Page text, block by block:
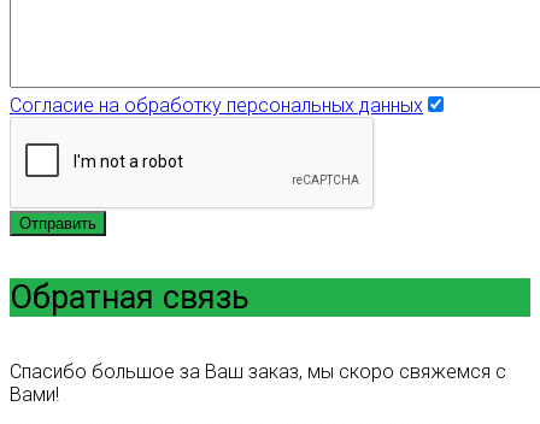
Согласие на обработку персональных данных
Отправить
Обратная связь
Спасибо большое за Ваш заказ, мы скоро свяжемся с
Вами!